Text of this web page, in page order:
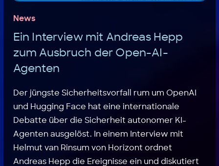
News
Ein Interview mit Andreas Hepp
zum Ausbruch der Open-AI-
Agenten
Der jüngste Sicherheitsvorfall rum um OpenAI
und Hugging Face hat eine internationale
Debatte über die Sicherheit autonomer KI-
Agenten ausgelöst. In einem Interview mit
Helmut van Rinsum von Horizont ordnet
Andreas Hepp die Ereignisse ein und diskutiert